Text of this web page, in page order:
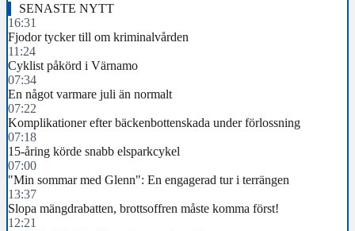
SENASTE NYTT
16:31
Fjodor tycker till om kriminalvården
11:24
Cyklist påkörd i Värnamo
07:34
En något varmare juli än normalt
07:22
Komplikationer efter bäckenbottenskada under förlossning
07:18
15-åring körde snabb elsparkcykel
07:00
"Min sommar med Glenn": En engagerad tur i terrängen
13:37
Slopa mängdrabatten, brottsoffren måste komma först!
12:21